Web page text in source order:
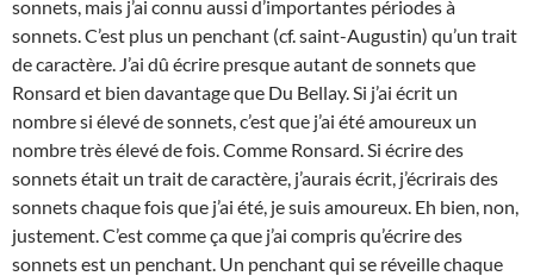
sonnets, mais j’ai connu aussi d’importantes périodes à
sonnets. C’est plus un penchant (cf. saint-Augustin) qu’un trait
de caractère. J’ai dû écrire presque autant de sonnets que
Ronsard et bien davantage que Du Bellay. Si j’ai écrit un
nombre si élevé de sonnets, c’est que j’ai été amoureux un
nombre très élevé de fois. Comme Ronsard. Si écrire des
sonnets était un trait de caractère, j’aurais écrit, j’écrirais des
sonnets chaque fois que j’ai été, je suis amoureux. Eh bien, non,
justement. C’est comme ça que j’ai compris qu’écrire des
sonnets est un penchant. Un penchant qui se réveille chaque